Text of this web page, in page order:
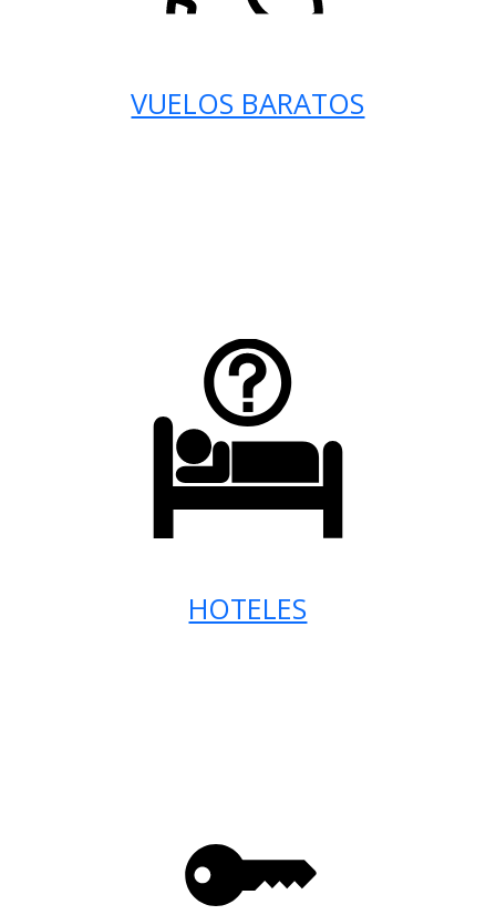
VUELOS BARATOS
HOTELES